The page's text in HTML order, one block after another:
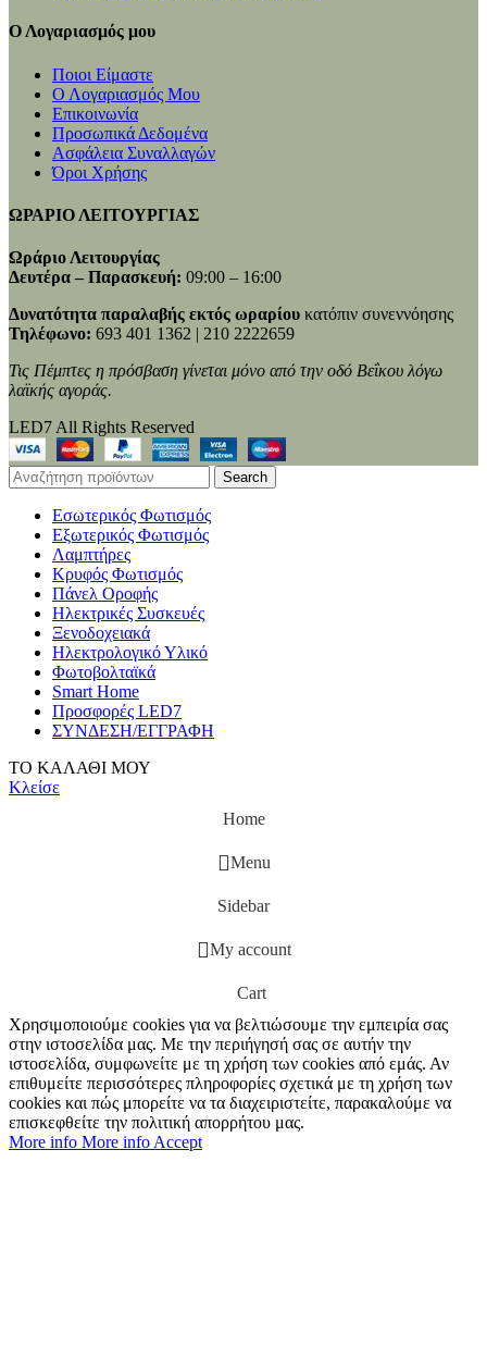
Ο Λογαριασμός μου
Ποιοι Είμαστε
Ο Λογαριασμός Μου
Επικοινωνία
Προσωπικά Δεδομένα
Ασφάλεια Συναλλαγών
Όροι Χρήσης
ΩΡΑΡΙΟ ΛΕΙΤΟΥΡΓΙΑΣ
Ωράριο Λειτουργίας
Δευτέρα – Παρασκευή: 09:00 – 16:00
Δυνατότητα παραλαβής εκτός ωραρίου κατόπιν συνεννόησης
Τηλέφωνο: 693 401 1362 | 210 2222659
Τις Πέμπτες η πρόσβαση γίνεται μόνο από την οδό Βεΐκου λόγω
λαϊκής αγοράς.
LED7 All Rights Reserved
Search
Εσωτερικός Φωτισμός
Εξωτερικός Φωτισμός
Λαμπτήρες
Κρυφός Φωτισμός
Πάνελ Οροφής
Ηλεκτρικές Συσκευές
Ξενοδοχειακά
Ηλεκτρολογικό Υλικό
Φωτοβολταϊκά
Smart Home
Προσφορές LED7
ΣΥΝΔΕΣΗ/ΕΓΓΡΑΦΗ
ΤΟ ΚΑΛΑΘΙ ΜΟΥ
Κλείσε
Home
Menu
Sidebar
My account
Cart
Χρησιμοποιούμε cookies για να βελτιώσουμε την εμπειρία σας
στην ιστοσελίδα μας. Με την περιήγησή σας σε αυτήν την
ιστοσελίδα, συμφωνείτε με τη χρήση των cookies από εμάς. Αν
επιθυμείτε περισσότερες πληροφορίες σχετικά με τη χρήση των
cookies και πώς μπορείτε να τα διαχειριστείτε, παρακαλούμε να
επισκεφθείτε την πολιτική απορρήτου μας.
More info More info Accept